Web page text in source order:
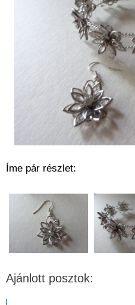
Íme pár részlet:
Ajánlott posztok: